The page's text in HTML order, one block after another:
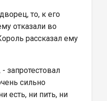
то, к его
отказали во
рассказал ему
запротестовал
сильно
есть, ни пить, ни